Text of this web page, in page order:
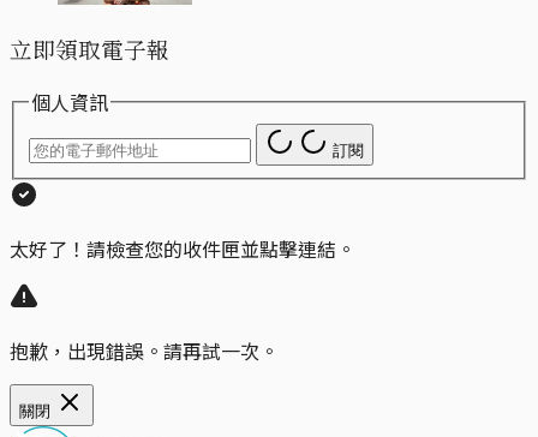
立即領取電子報
個人資訊
訂閱
太好了！請檢查您的收件匣並點擊連結。
抱歉，出現錯誤。請再試一次。
關閉